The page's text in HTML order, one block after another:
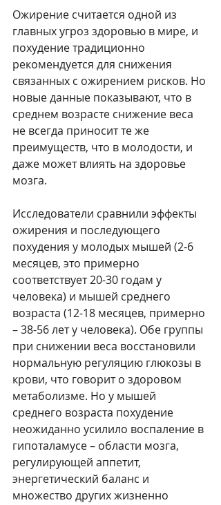
Ожирение считается одной из
главных угроз здоровью в мире, и
похудение традиционно
рекомендуется для снижения
связанных с ожирением рисков. Но
новые данные показывают, что в
среднем возрасте снижение веса
не всегда приносит те же
преимуществ, что в молодости, и
даже может влиять на здоровье
мозга.
Исследователи сравнили эффекты
ожирения и последующего
похудения у молодых мышей (2-6
месяцев, это примерно
соответствует 20-30 годам у
человека) и мышей среднего
возраста (12-18 месяцев, примерно
– 38-56 лет у человека). Обе группы
при снижении веса восстановили
нормальную регуляцию глюкозы в
крови, что говорит о здоровом
метаболизме. Но у мышей
среднего возраста похудение
неожиданно усилило воспаление в
гипоталамусе – области мозга,
регулирующей аппетит,
энергетический баланс и
множество других жизненно